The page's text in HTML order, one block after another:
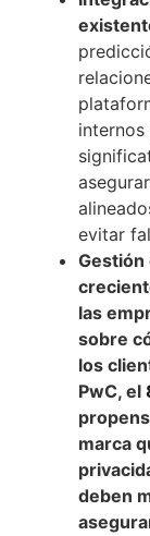
evitar
Gestión
las
sobre
los
PwC, el
marca
deben